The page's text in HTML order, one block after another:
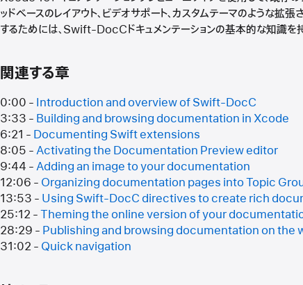
ッドベースのレイアウト、ビデオサポート、カスタムテーマのような拡
するためには、Swift-DocCドキュメンテーションの基本的な知識を持
関連する章
0:00 - Introduction and overview of Swift-DocC
3:33 - Building and browsing documentation in Xcode
6:21 - Documenting Swift extensions
8:05 -Activating the Documentation Preview editor
9:44 -Adding an image to your documentation
12:06 - Organizing documentation pages into Topic
13:53 - Using Swift-DocC directives to create rich
25:12 -Theming the online version of your
28:29 - Publishing and browsing documentation on the
31:02 - Quick navigation